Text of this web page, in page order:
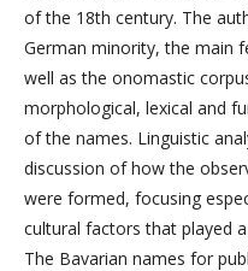
of the 18th century. The
German minority, the main
well as the onomastic
morphological, lexical and
of the names. Linguistic
discussion of how the
were formed, focusing
cultural factors that played
The Bavarian names for